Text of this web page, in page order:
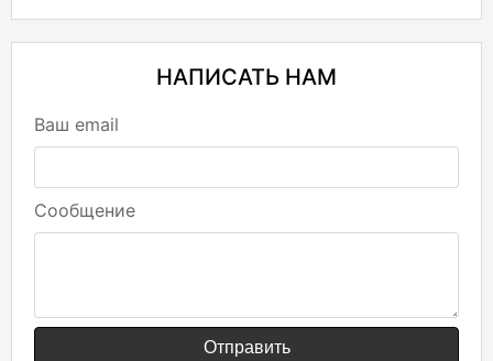
НАПИСАТЬ НАМ
Ваш email
Сообщение
Отправить